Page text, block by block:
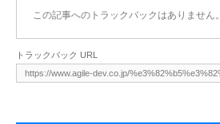
この記事へのトラックバックはありません。
トラックバック URL